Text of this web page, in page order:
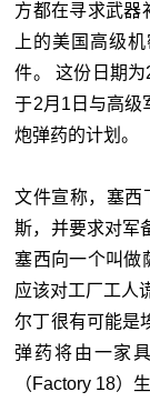
方都在寻求武器
上的美国高级
件。 这份日期
于2月1日与高级
炮弹药的计划。
文件宣称，塞西
斯，并要求对军
塞西向一个叫做
应该对工厂工人
尔丁很有可能是
弹药将由一家
（Factory 18）生